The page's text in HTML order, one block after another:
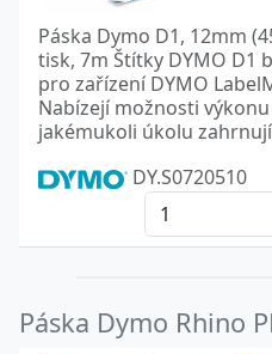
Páska Dymo D1, 12mm
tisk, 7m Štítky DYMO D1
pro zařízení DYMO
Nabízejí možnosti
jakémukoli úkolu
DY.S0720510
Páska Dymo Rhino